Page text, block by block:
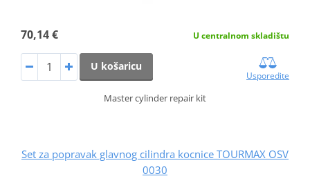
70,14 € U centralnom skladištu
U košaricu
Usporedite
Master cylinder repair kit
Set za popravak glavnog cilindra kocnice TOURMAX OSV
0030